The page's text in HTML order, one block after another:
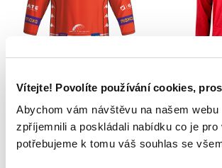
Vítejte! Povolíte používání cookies,
Abychom vám návštěvu na našem
zpříjemnili a poskládali nabídku co je pro
potřebujeme k tomu váš souhlas se
Fan dres Poruba
- CUSTOM
1 599 Kč 1